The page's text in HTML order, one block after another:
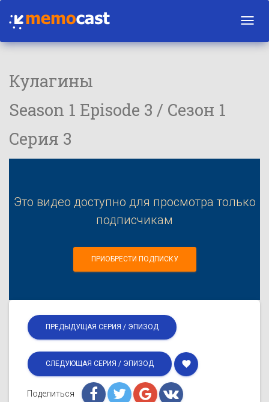
Кулагины
Season 1 Episode 3 / Сезон 1
Серия 3
Это видео доступно для просмотра только
подписчикам
ПРИОБРЕСТИ ПОДПИСКУ
ПРЕДЫДУЩАЯ СЕРИЯ / ЭПИЗОД
СЛЕДУЮЩАЯ СЕРИЯ / ЭПИЗОД favorite
Поделиться